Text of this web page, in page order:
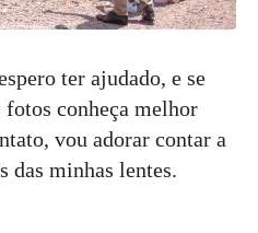
ter ajudado, e se
fotos conheça melhor
vou adorar contar a
das minhas lentes.